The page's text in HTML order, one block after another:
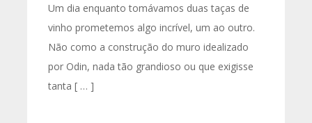
Um dia enquanto tomávamos duas taças de
vinho prometemos algo incrível, um ao outro.
Não como a construção do muro idealizado
por Odin, nada tão grandioso ou que exigisse
tanta [ … ]